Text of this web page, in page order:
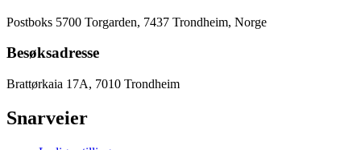
Postboks 5700 Torgarden, 7437 Trondheim, Norge
Besøksadresse
Brattørkaia 17A, 7010 Trondheim
Snarveier